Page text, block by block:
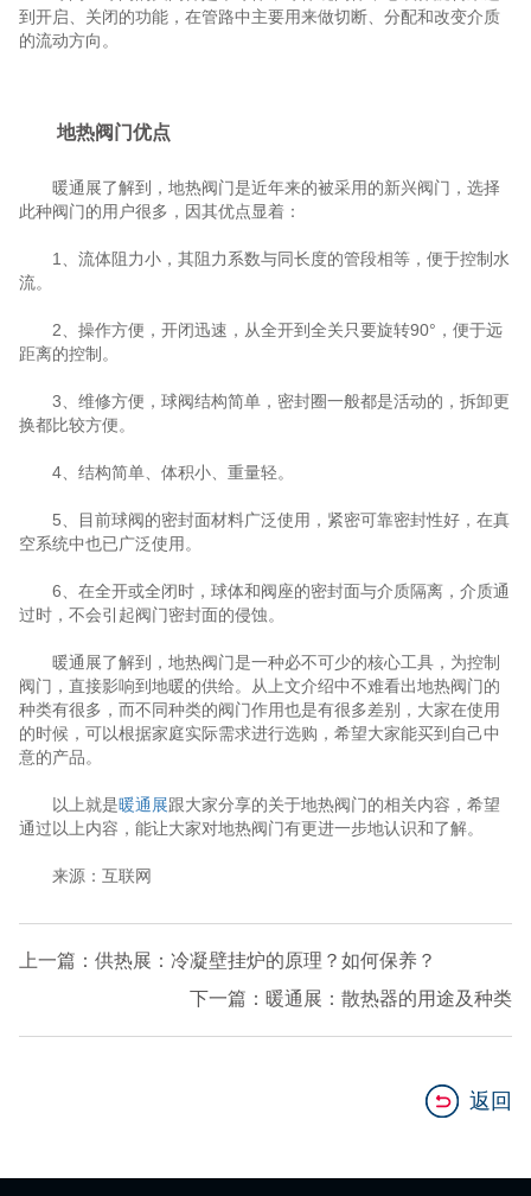
到开启、关闭的功能，在管路中主要用来做切断、分配和改变介质
的流动方向。
地热阀门优点
暖通展了解到，地热阀门是近年来的被采用的新兴阀门，选择
此种阀门的用户很多，因其优点显着：
1、流体阻力小，其阻力系数与同长度的管段相等，便于控制水
流。
2、操作方便，开闭迅速，从全开到全关只要旋转90°，便于远
距离的控制。
3、维修方便，球阀结构简单，密封圈一般都是活动的，拆卸更
换都比较方便。
4、结构简单、体积小、重量轻。
5、目前球阀的密封面材料广泛使用，紧密可靠密封性好，在真
空系统中也已广泛使用。
6、在全开或全闭时，球体和阀座的密封面与介质隔离，介质通
过时，不会引起阀门密封面的侵蚀。
暖通展了解到，地热阀门是一种必不可少的核心工具，为控制
阀门，直接影响到地暖的供给。从上文介绍中不难看出地热阀门的
种类有很多，而不同种类的阀门作用也是有很多差别，大家在使用
的时候，可以根据家庭实际需求进行选购，希望大家能买到自己中
意的产品。
以上就是暖通展跟大家分享的关于地热阀门的相关内容，希望
通过以上内容，能让大家对地热阀门有更进一步地认识和了解。
来源：互联网
上一篇：供热展：冷凝壁挂炉的原理？如何保养？
下一篇：暖通展：散热器的用途及种类
返回